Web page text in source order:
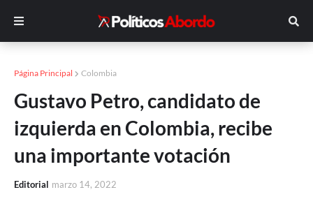
Página Principal Colombia
Gustavo Petro, candidato de
izquierda en Colombia, recibe
una importante votación
Editorial marzo 14, 2022